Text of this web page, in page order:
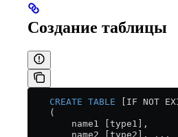
Создание таблицы
    CREATE
TABLE [IF NOT
    (
        name1 [type1],
        name2 [type2], ...